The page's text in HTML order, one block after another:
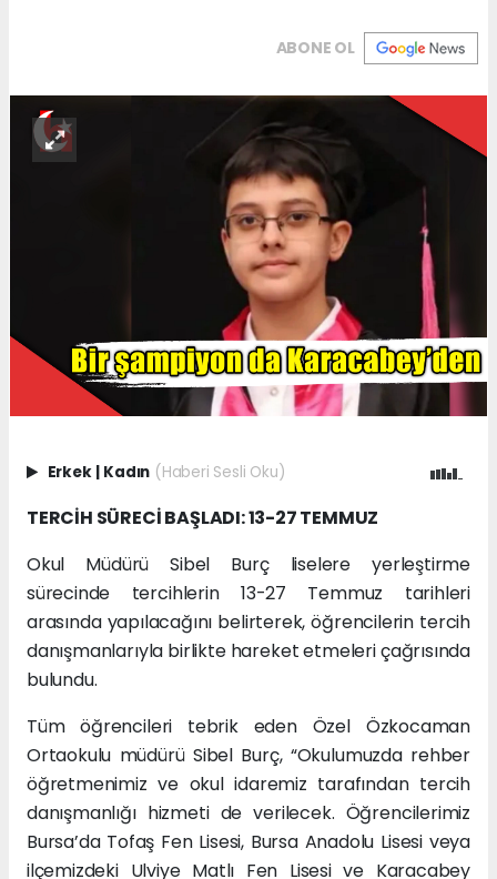
ABONE OL
Erkek Kadın (Haberi Sesli Oku)
TERCİH SÜRECİ BAŞLADI: 13-27 TEMMUZ
Okul Müdürü Sibel Burç liselere yerleştirme
sürecinde tercihlerin 13-27 Temmuz tarihleri
arasında yapılacağını belirterek, öğrencilerin tercih
danışmanlarıyla birlikte hareket etmeleri çağrısında
bulundu.
Tüm öğrencileri tebrik eden Özel Özkocaman
Ortaokulu müdürü Sibel Burç, “Okulumuzda rehber
öğretmenimiz ve okul idaremiz tarafından tercih
danışmanlığı hizmeti de verilecek. Öğrencilerimiz
Bursa’da Tofaş Fen Lisesi, Bursa Anadolu Lisesi veya
ilçemizdeki Ulviye Matlı Fen Lisesi ve Karacabey